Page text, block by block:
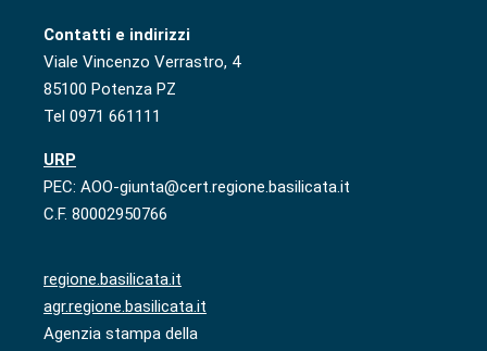
Contatti e indirizzi
Viale Vincenzo Verrastro, 4
85100 Potenza PZ
Tel 0971 661111
URP
PEC: AOO-giunta@cert.regione.basilicata.it
C.F. 80002950766
regione.basilicata.it
agr.regione.basilicata.it
Agenzia stampa della